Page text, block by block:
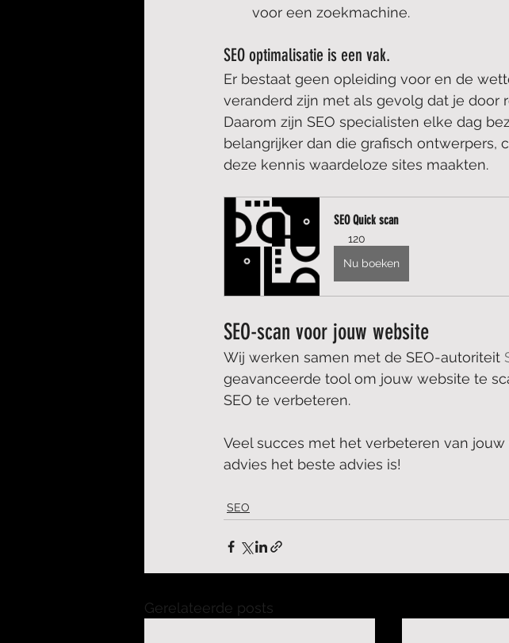
voor een zoekmachine.
SEO optimalisatie is een vak.
Er bestaat geen opleiding voor en de
veranderd zijn met als gevolg dat je door
Daarom zijn SEO specialisten elke dag
belangrijker dan die grafisch ontwerpers,
deze kennis waardeloze sites maakten.
SEO Quick scan
120
Nu boeken
SEO-scan voor jouw website
Wij werken samen met de SEO-autoriteit
geavanceerde tool om jouw website te
SEO te verbeteren.
Veel succes met het verbeteren van
advies het beste advies is!
SEO
Gerelateerde posts